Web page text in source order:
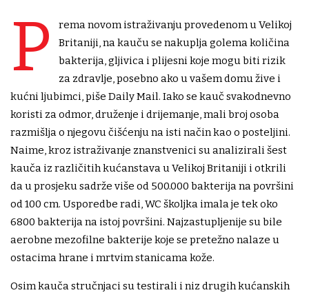
P
rema novom istraživanju provedenom u Velikoj
Britaniji, na kauču se nakuplja golema količina
bakterija, gljivica i plijesni koje mogu biti rizik
za zdravlje, posebno ako u vašem domu žive i
kućni ljubimci, piše Daily Mail. Iako se kauč svakodnevno
koristi za odmor, druženje i drijemanje, mali broj osoba
razmišlja o njegovu čišćenju na isti način kao o posteljini.
Naime, kroz istraživanje znanstvenici su analizirali šest
kauča iz različitih kućanstava u Velikoj Britaniji i otkrili
da u prosjeku sadrže više od 500.000 bakterija na površini
od 100 cm. Usporedbe radi, WC školjka imala je tek oko
6800 bakterija na istoj površini. Najzastupljenije su bile
aerobne mezofilne bakterije koje se pretežno nalaze u
ostacima hrane i mrtvim stanicama kože.
Osim kauča stručnjaci su testirali i niz drugih kućanskih